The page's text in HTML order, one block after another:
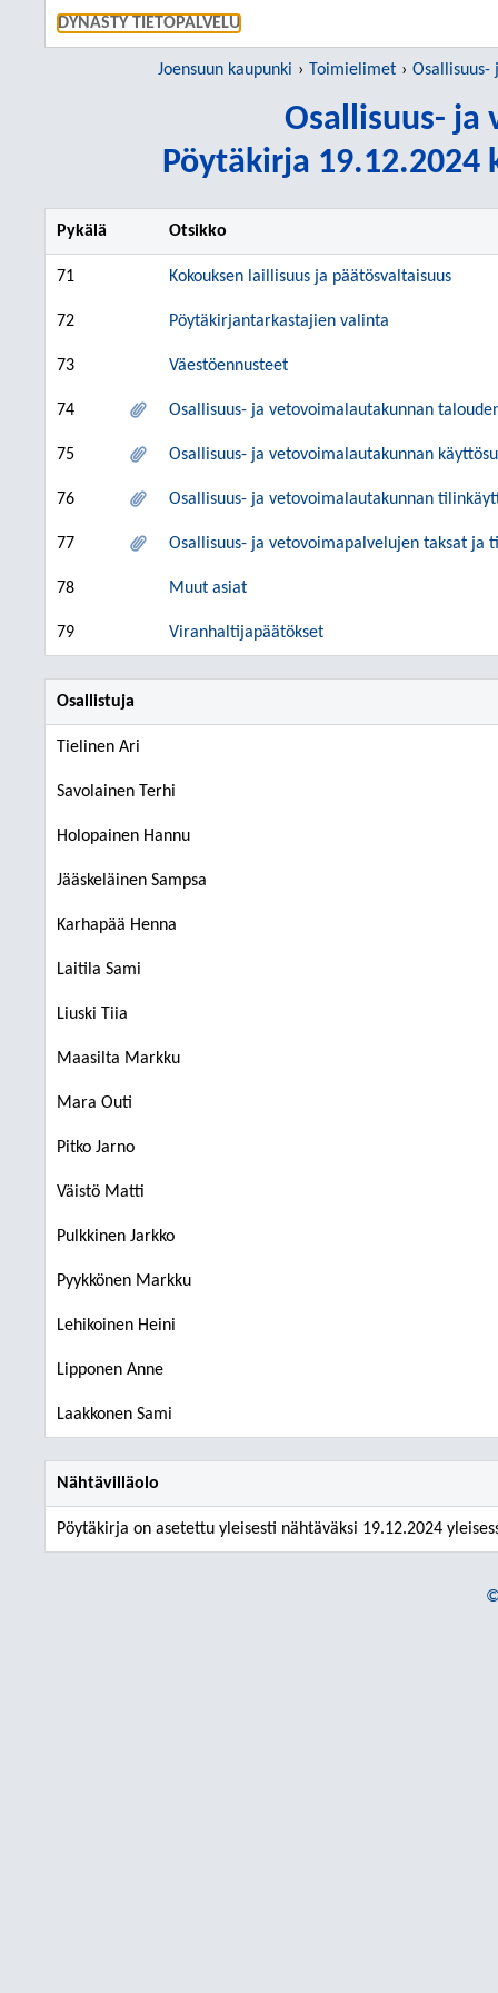
DYNASTY TIETOPALVELU
Joensuun kaupunki Toimielimet Osallisuus-
Osallisuus- ja
Pöytäkirja 19.12.2024
Pykälä Otsikko
71 Kokouksen laillisuus ja päätösvaltaisuus
72 Pöytäkirjantarkastajien valinta
73 Väestöennusteet
74 Osallisuus- ja vetovoimalautakunnan
75 Osallisuus- ja vetovoimalautakunnan
76 Osallisuus- ja vetovoimalautakunnan
77 Osallisuus- ja vetovoimapalvelujen taksat ja
78 Muut asiat
79 Viranhaltijapäätökset
Osallistuja
Tielinen Ari
Savolainen Terhi
Holopainen Hannu
Jääskeläinen Sampsa
Karhapää Henna
Laitila Sami
Liuski Tiia
Maasilta Markku
Mara Outi
Pitko Jarno
Väistö Matti
Pulkkinen Jarkko
Pyykkönen Markku
Lehikoinen Heini
Lipponen Anne
Laakkonen Sami
Nähtävilläolo
Pöytäkirja on asetettu yleisesti nähtäväksi 19.12.2024